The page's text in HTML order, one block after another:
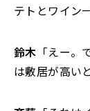
テトとワイン
鈴木 「えー
は敷居が高い